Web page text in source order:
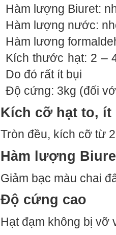
Hàm lượng Biuret:
Hàm lượng nước:
Hàm lương
Kích thước hạt: 2 –
Do đó rất ít bụi
Độ cứng: 3kg (đối
Kích cỡ hạt to, ít
Tròn đều, kích cỡ từ
Hàm lượng
Giảm bạc màu chai
Độ cứng cao
Hạt đạm không bị vỡ